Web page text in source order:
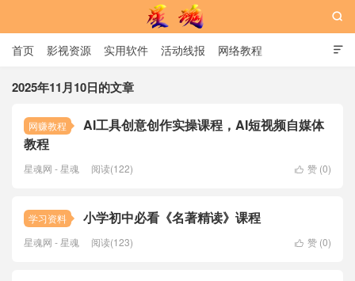
星魂网

首页 影视资源 实用软件 活动线报 网络教程
用户中心 书籍 娱乐

2025年11月10日的文章
网赚教程
AI工具创意创作实操课程，AI短视频自媒体
教程
 赞 (0)
星魂网 - 星魂 阅读(122)
学习资料 小学初中必看《名著精读》课程
 赞 (0)
星魂网 - 星魂 阅读(123)